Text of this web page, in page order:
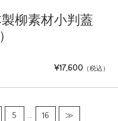
製柳素材小判蓋
¥17,600 （税込）
5 … 16 ≫